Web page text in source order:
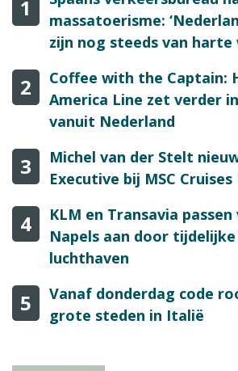
1
massatoerisme:
zijn nog steeds van harte
2
Coffee with the Captain:
America Line zet verder
vanuit Nederland
3
Michel van der Stelt
Executive bij MSC
4
KLM en Transavia
Napels aan door
luchthaven
5
Vanaf donderdag code
grote steden in Italië